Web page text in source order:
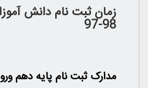
زمان ثبت نام دانش
98-97
مدارک ثبت نام پایه دهم